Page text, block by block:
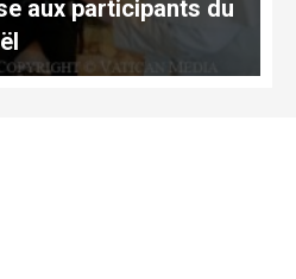
aux participants du